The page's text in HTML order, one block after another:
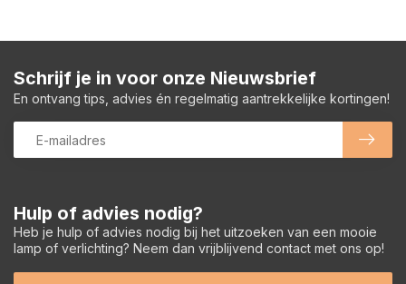
Hulp of advies nodig?
Heb je hulp of advies nodig bij het uitzoeken van een mooie
lamp of verlichting? Neem dan vrijblijvend contact met ons op!
Schrijf je in voor onze Nieuwsbrief
En ontvang tips, advies én regelmatig aantrekkelijke kortingen!